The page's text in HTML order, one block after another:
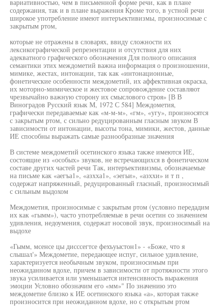
вариативностью, чем в письменной форме речи, как в плане
содержания, так и в плане выражения Кроме того, в устной речи
широкое употребление имеют интеръективизмы, произносимые с
закрытым ртом,
которые не отражены в словарях, ввиду сложности их
лексикографической репрезентации и отсутствия для них
адекватного графического обозначения Для полного описания
семантики этих междометий важна информация о произношении,
мимике, жестах, интонации, так как «интонационные,
фонетические особенности междометий, их аффективная окраска,
их моторно-мимическое и жестовое сопровождение составляют
чрезвычайно важную сторону их смыслового строя» [В В
Виноградов Русский язык М, 1972 С 584] Междометия,
графически передаваемые как «м-м-м», «гм», «угу», произносятся
с закрытым ртом, с сильно редуцированным гласным звуком В
зависимости от интонации, высоты тона, мимики, жестов, данные
ИЕ способны выражать самые разнообразные значения
В системе междометий осетинского языка также имеются ИЕ,
состоящие из «особых» звуков, не встречающихся в фонетическом
составе других частей речи Так, интеръективизмы, обозначаемые
на письме как «аегъа1», «азхха1», «эегьи», «азххи» и т п ,
содержат напряженный, редуцированный гласный, произносимый
с сильным выдохом
Междометия, произносимые с закрытым ртом (условно передадим
их как «гымм»), часто употребляемые в речи осетин со значением
удивления, недоумения, содержат носовой звук, произносимый на
выдохе
«Гымм, мсенсе цы дисссегтсе фехъуыстон1» - «Боже, что я
слышал'» Междометие, передающее испуг, сильное удивление,
характеризуется необычным звуком, произносимым при
неожиданном вдохе, причем в зависимости от протяжности этого
звука усиливается или уменьшается интенсивность выражения
эмоции Условно обозначим его «мм»" По значению это
междометие близко к ИЕ осетинского языка «а», которая также
произносится при неожиданном вдохе, но с открытым ртом